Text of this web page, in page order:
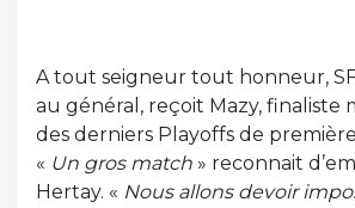
A tout seigneur tout honneur,
au général, reçoit Mazy, finaliste
des derniers Playoffs de
« Un gros match » reconnait
Hertay. « Nous allons devoir